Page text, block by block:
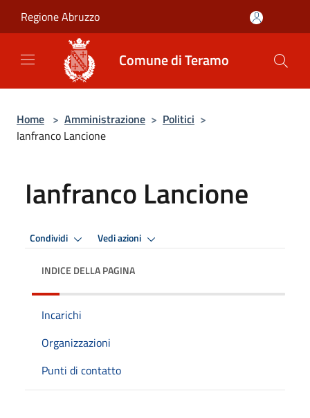
Regione Abruzzo
Comune di Teramo
Home > Amministrazione > Politici >
Ianfranco Lancione
Ianfranco Lancione
Condividi Vedi azioni
INDICE DELLA PAGINA
Incarichi
Organizzazioni
Punti di contatto